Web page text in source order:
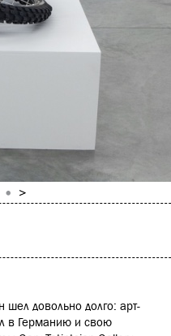
шел довольно долго: арт-
в Германию и свою